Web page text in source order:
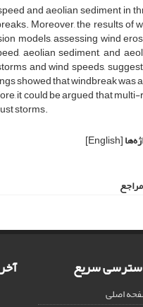
and aeolian sediment in
Moreover, the results of
models, assessing wind
aeolian sediment, and
and wind speeds,
showed that windbreak was
it could be argued that
storms.
[English]
مراجع
سریع
اصلی